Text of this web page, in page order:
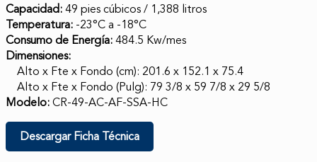
Capacidad:49 pies cúbicos / 1,388 litros
Temperatura: -23°C a -18°C
Consumo de Energía:484.5 Kw/mes
Dimensiones:
Alto x Fte x Fondo (cm): 201.6 x 152.1 x 75.4
Alto x Fte x Fondo (Pulg): 79 3/8 x 59 7/8 x 29 5/8
Modelo:CR-49-AC-AF-SSA-HC
Descargar Ficha Técnica